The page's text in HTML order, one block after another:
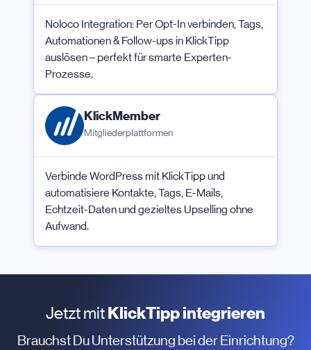
Noloco Integration: Per Opt-In verbinden, Tags,
Automationen & Follow-ups in KlickTipp
auslösen – perfekt für smarte Experten-
Prozesse.
KlickMember
Mitgliederplattformen
Verbinde WordPress mit KlickTipp und
automatisiere Kontakte, Tags, E-Mails,
Echtzeit-Daten und gezieltes Upselling ohne
Aufwand.
Jetzt mitKlickTipp integrieren
Brauchst Du Unterstützung bei der Einrichtung?